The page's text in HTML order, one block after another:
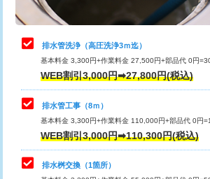
排水管工事（排水管工事/3ｍまで）
排水管工事（追加 排水管工事/3ｍ超
え）
マス交換（土の掘削・埋め戻し作業）
マス交換（深さ50㎝未満）
マス交換（深さ50㎝以上）
コンクリート斫り（厚さ10㎝まで）
止水・漏水調査・防水処理・清掃・修
理・調整・分解・加工など（中作業）
止水・漏水調査・防水処理・清掃・修
理・調整・分解・加工など（重作業）
その他部品の脱着
交換・取付（タンク）
交換・取付(単水栓（壁付・デッキ
排水管洗浄（高圧洗浄3ｍ迄）
基本料金 3,300円+作業料金 27,500円+部品代 0円
WEB割引3,000円➡27,800円(税込)
排水管工事（8ｍ）
基本料金 3,300円+作業料金 110,000円+部品代 0円
WEB割引3,000円➡110,300円(税込)
排水桝交換（1箇所）